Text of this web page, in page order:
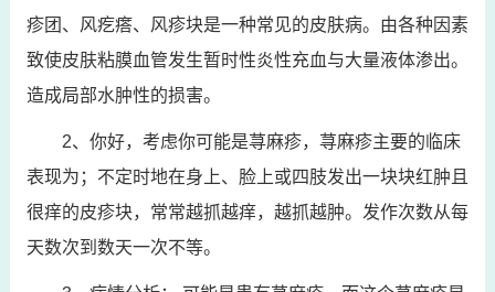
疹团、风疙瘩、风疹块是一种常见的皮肤病。由各种因素
致使皮肤粘膜血管发生暂时性炎性充血与大量液体渗出。
造成局部水肿性的损害。
2、你好，考虑你可能是荨麻疹，荨麻疹主要的临床
表现为；不定时地在身上、脸上或四肢发出一块块红肿且
很痒的皮疹块，常常越抓越痒，越抓越肿。发作次数从每
天数次到数天一次不等。